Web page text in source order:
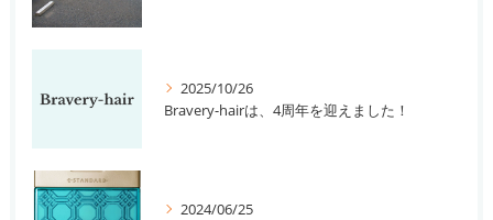
2025/10/26
Bravery-hairは、4周年を迎えました！
2024/06/25